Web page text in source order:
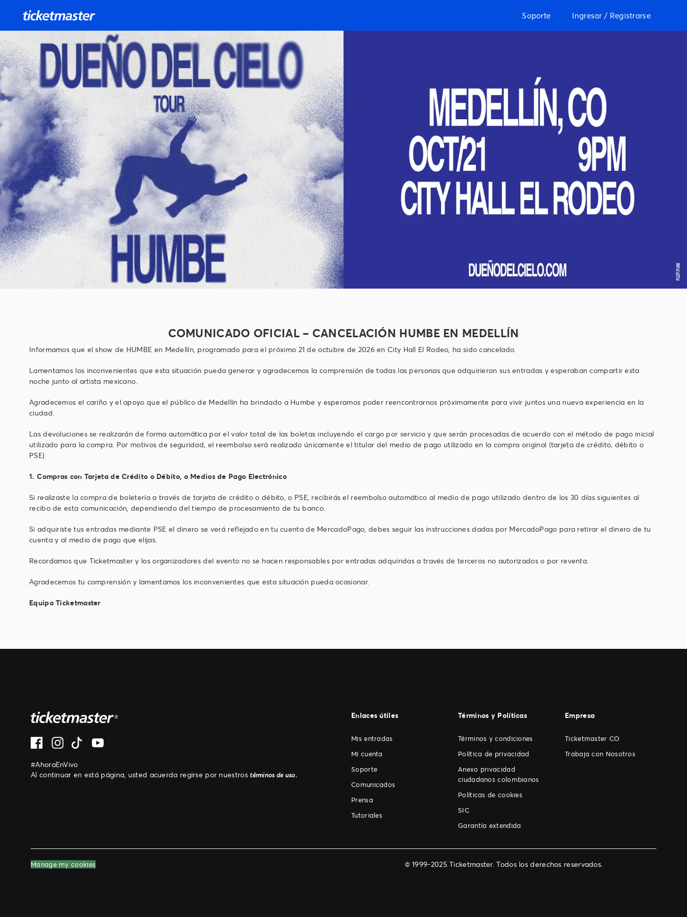
Soporte Ingresar / Registrarse
COMUNICADO OFICIAL – CANCELACIÓN HUMBE EN MEDELLÍN
Informamos que el show de HUMBE en Medellín, programado para el próximo 21 de octubre de 2026 en City Hall El Rodeo, ha sido cancelado.
Lamentamos los inconvenientes que esta situación pueda generar y agradecemos la comprensión de todas las personas que adquirieron sus entradas y esperaban compartir esta
noche junto al artista mexicano.
Agradecemos el cariño y el apoyo que el público de Medellín ha brindado a Humbe y esperamos poder reencontrarnos próximamente para vivir juntos una nueva experiencia en la
ciudad.
Las devoluciones se realizarán de forma automática por el valor total de las boletas incluyendo el cargo por servicio y que serán procesadas de acuerdo con el método de pago inicial
utilizado para la compra. Por motivos de seguridad, el reembolso será realizado únicamente el titular del medio de pago utilizado en la compra original (tarjeta de crédito, débito o
PSE)
1. ⁠Compras con Tarjeta de Crédito o Débito, o Medios de Pago Electrónico
Si realizaste la compra de boletería a través de tarjeta de crédito o débito, o PSE, recibirás el reembolso automático al medio de pago utilizado dentro de los 30 días siguientes al
recibo de esta comunicación, dependiendo del tiempo de procesamiento de tu banco.
Si adquiriste tus entradas mediante PSE el dinero se verá reflejado en tu cuenta de MercadoPago, debes seguir las instrucciones dadas por MercadoPago para retirar el dinero de tu
cuenta y al medio de pago que elijas.
Recordamos que Ticketmaster y los organizadores del evento no se hacen responsables por entradas adquiridas a través de terceros no autorizados o por reventa.
Agradecemos tu comprensión y lamentamos los inconvenientes que esta situación pueda ocasionar.
Equipo Ticketmaster
#AhoraEnVivo
Al continuar en está página, usted acuerda regirse por nuestrostérminos de uso.
Enlaces útiles
Mis entradas
Mi cuenta
Soporte
Comunicados
Prensa
Tutoriales
Términos y Políticas
Términos y condiciones
Política de privacidad
Anexo privacidad
ciudadanos colombianos
Políticas de cookies
SIC
Garantía extendida
Empresa
Ticketmaster CO
Trabaja con Nosotros
Manage my cookies © 1999-2025 Ticketmaster. Todos los derechos reservados.